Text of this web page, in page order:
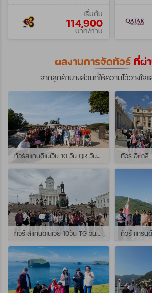
เริ่มต้น
114,900
บาท/ท่าน
ผลงานการจัดทัวร์ ที่ผ่
จากลูกค้าบางส่วนที่ให้ความไว้วางใจแ
ทัวร์สแกนดิเนเวีย 10 วัน QR วันที่ 23 กรกฏาคม - 01 สิงหาคม 2569 เดินทางกับไกด์พี่จุ้ย และ พี่กั้ง
ทัวร์ สแกนดิเนเวีย 10วัน TG วันที่ 24 กรกฏาคม - 02 สิงหาคม 2569 เดินทางกับไกด์พี่ยอร์ช